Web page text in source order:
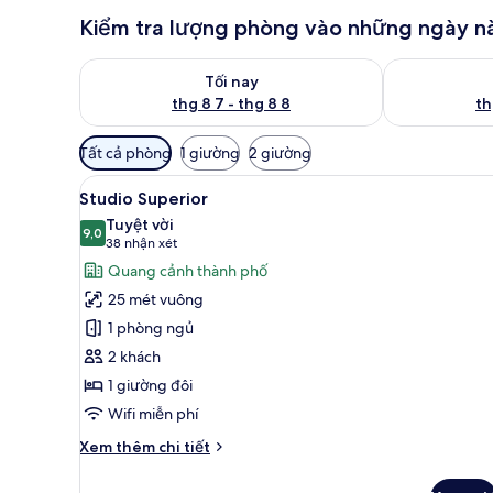
Kiểm tra lượng phòng vào những ngày
Tối nay
thg 8 7 - thg 8 8
Kiểm tra lượng phòng tối nay từ thg 8 7 - thg 8 8
Kiểm tra
Bộ
lọc
có
thể
dùng
để
lọc
tìm
phòng
Tất cả phòng 1 giường 2 giường
Xem
tất
cả
ảnh
Studio
Superior
Studio Superior | Bộ đồ
7
Studio Superior
9,09,0 trên 10
Tuyệt vời
38 nhận xét
(38
nhận
xét)
Quang cảnh thành phố
25 mét vuông
1 phòng ngủ
2 khách
1 giường đôi
Wifi miễn phí
Xem thêm chi tiết
Chi